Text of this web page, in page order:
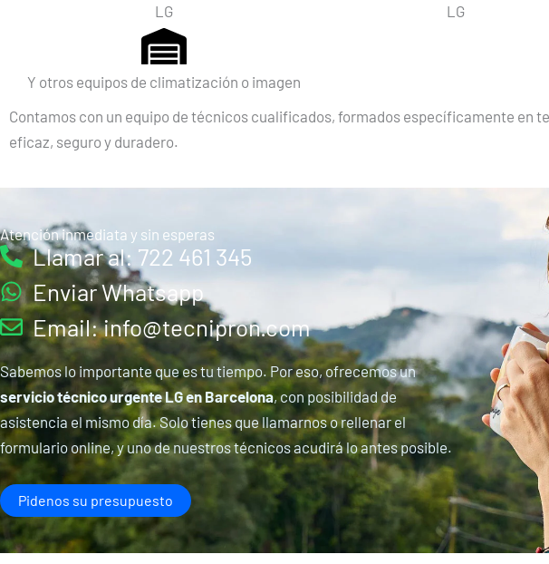
LG
LG
Y otros equipos de climatización o imagen
Contamos con un equipo de técnicos cualificados, formados específicamente en
eficaz, seguro y duradero.
Atención inmediata y sin esperas
Llamar al: 722 461 345
Enviar Whatsapp
Email: info@tecnipron.com
Sabemos lo importante que es tu tiempo. Por eso, ofrecemos un
servicio técnico urgente LG en Barcelona, con posibilidad de
asistencia el mismo día. Solo tienes que llamarnos o rellenar el
formulario online, y uno de nuestros técnicos acudirá lo antes posible.
Pidenos su presupuesto